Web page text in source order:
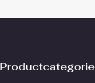
Productcategorie